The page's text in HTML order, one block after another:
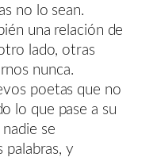
no lo sean.
una relación de
lado, otras
nunca.
poetas que no
lo que pase a su
se
palabras, y